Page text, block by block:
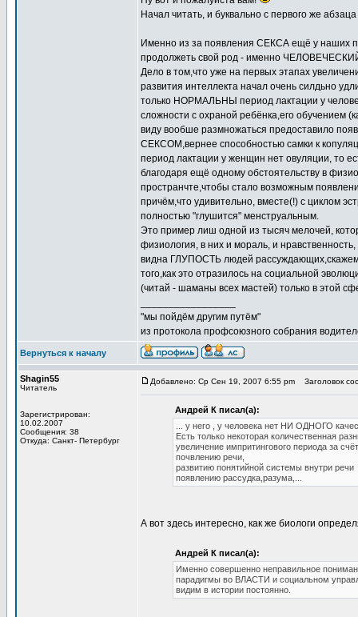
Начал читать, и буквально с первого же
Именно из за появления СЕКСА ещё у наших
продолжеть свой род - именно
Дело в том,что уже на первых этапах
развития интеллекта начал очень силдьно
только НОРМАЛЬНЫ период лактации у
сложности с охраной ребёнка,его обучением
виду вообше размножаться предоставило
СЕКСОМ,вернее способностью самки к
период лактации у женщин нет овуляции, то
благодаря ещё одному обстоятельству в
пространчте,чтобы стало возможным
причём,что удивительно, вместе(!) с циклом
полностью "глушится" менструальным.
Это пример лиш одной из тысяч мелочей,
физиология, в них и мораль, и
видна ГЛУПОСТЬ людей
того,как это отразилось на социальной
(читай - шаманы всех мастей) только в этой
"мы пойдём другим путём"
из протокола профсоюзного собрания
Вернуться к началу
Shagin55
Читатель
Зарегистрирован:
10.02.2007
Сообщения: 38
Откуда: Санкт- Петербург
Добавлено: Ср Сен 19, 2007 6:55 pm Заголовок
Андрей К писал(а):
... у него , у человека нет НИ ОДНОГО
Есть только некоторая количественная
увеличение импритингового периода за
почвлению речи,
развитию понятийной системы внутри речи
появлению рассудка,разума,...
А вот здесь интересно, как же биологи
Андрей К писал(а):
Именно совершенно неправильное
парадигмы во ВЛАСТИ и социальном
видим в истории постоянно.